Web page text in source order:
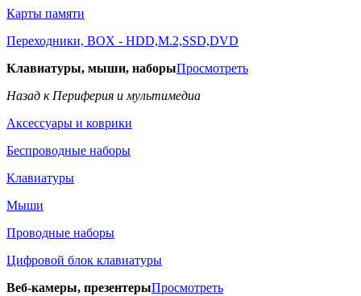
Карты памяти
Переходники, BOX - HDD,M.2,SSD,DVD
Клавиатуры, мыши, наборыПросмотреть
Назад к Периферия и мультимедиа
Аксессуары и коврики
Беспроводные наборы
Клавиатуры
Мыши
Проводные наборы
Цифровой блок клавиатуры
Веб-камеры, презентерыПросмотреть